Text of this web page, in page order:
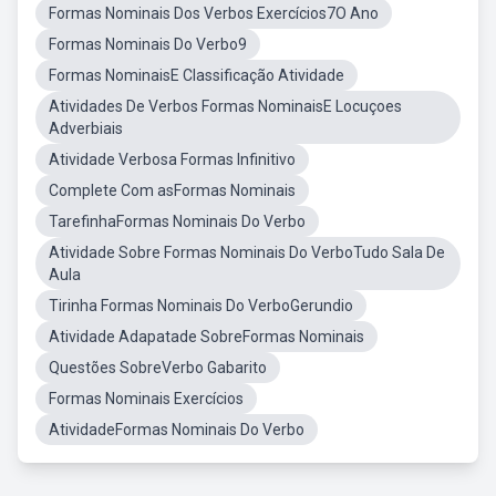
Formas Nominais Dos Verbos Exercícios7O Ano
Formas Nominais Do Verbo9
Formas NominaisE Classificação Atividade
Atividades De Verbos Formas NominaisE Locuçoes
Adverbiais
Atividade Verbosa Formas Infinitivo
Complete Com asFormas Nominais
TarefinhaFormas Nominais Do Verbo
Atividade Sobre Formas Nominais Do VerboTudo Sala De
Aula
Tirinha Formas Nominais Do VerboGerundio
Atividade Adapatade SobreFormas Nominais
Questões SobreVerbo Gabarito
Formas Nominais Exercícios
AtividadeFormas Nominais Do Verbo